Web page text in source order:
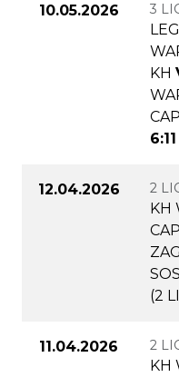
10.05.2026 3
KH
6:11
12.04.2026 2
KH
(2
11.04.2026 2
KH